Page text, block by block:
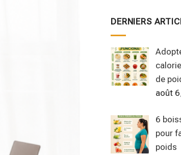
DERNIERS
de
août
6
pour
poids